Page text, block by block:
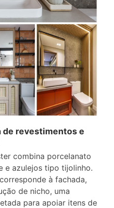
de revestimentos e
combina porcelanato
e azulejos tipo tijolinho.
à fachada,
de nicho, uma
para apoiar itens de